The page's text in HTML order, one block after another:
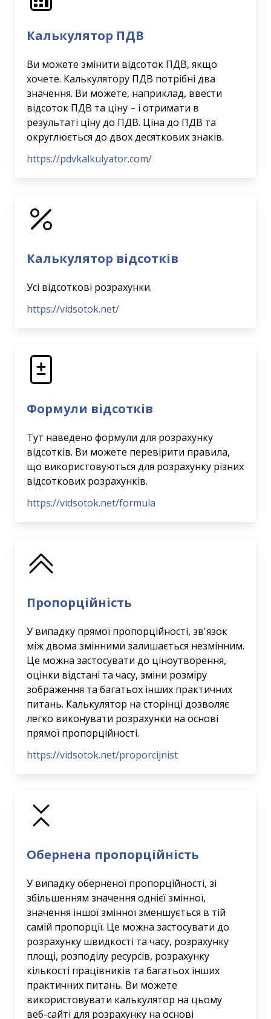
Калькулятор ПДВ
Ви можете змінити відсоток ПДВ, якщо
хочете. Калькулятору ПДВ потрібні два
значення. Ви можете, наприклад, ввести
відсоток ПДВ та ціну – і отримати в
результаті ціну до ПДВ. Ціна до ПДВ та
округлюється до двох десяткових знаків.
https://pdvkalkulyator.com/
Калькулятор відсотків
Усі відсоткові розрахунки.
https://vidsotok.net/
Формули відсотків
Тут наведено формули для розрахунку
відсотків. Ви можете перевірити правила,
що використовуються для розрахунку різних
відсоткових розрахунків.
https://vidsotok.net/formula
Пропорційність
У випадку прямої пропорційності, зв'язок
між двома змінними залишається незмінним.
Це можна застосувати до ціноутворення,
оцінки відстані та часу, зміни розміру
зображення та багатьох інших практичних
питань. Калькулятор на сторінці дозволяє
легко виконувати розрахунки на основі
прямої пропорційності.
https://vidsotok.net/proporcijnist
Обернена пропорційність
У випадку оберненої пропорційності, зі
збільшенням значення однієї змінної,
значення іншої змінної зменшується в тій
самій пропорції. Це можна застосувати до
розрахунку швидкості та часу, розрахунку
площі, розподілу ресурсів, розрахунку
кількості працівників та багатьох інших
практичних питань. Ви можете
використовувати калькулятор на цьому
веб-сайті для розрахунку на основі